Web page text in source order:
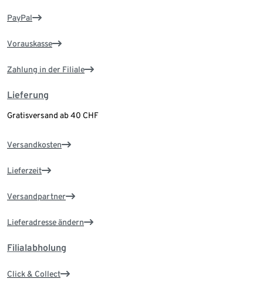
PayPal
Vorauskasse
Zahlung in der Filiale
Lieferung
Gratisversand ab 40 CHF
Versandkosten
Lieferzeit
Versandpartner
Lieferadresse ändern
Filialabholung
Click & Collect